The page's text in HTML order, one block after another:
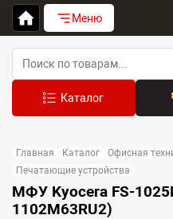
Меню
Главная Каталог
Офисная
Печатающие устройства
МФУ Kyocera FS-
1102M63RU2)